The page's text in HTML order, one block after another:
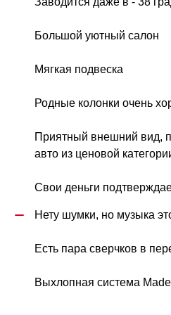
Большой уютный салон
Мягкая подвеска
Родные колонки очень
Приятный внешний вид,
авто из ценовой
Свои деньги
Нету шумки, но музыка
Есть пара сверчков в
Выхлопная система